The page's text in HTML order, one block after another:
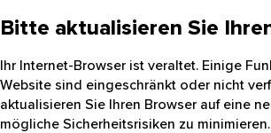
Bitte aktualisieren Sie
Ihr Internet-Browser ist veraltet. Einige
Website sind eingeschränkt oder nicht
aktualisieren Sie Ihren Browser auf eine
mögliche Sicherheitsrisiken zu minimieren.